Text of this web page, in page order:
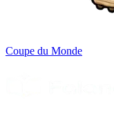
Coupe du Monde